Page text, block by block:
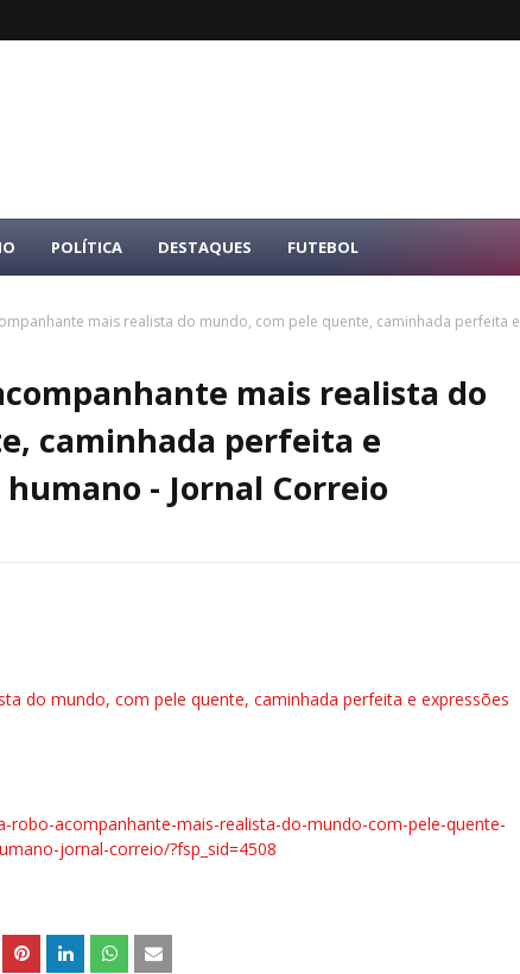
POLÍTICA DESTAQUES FUTEBOL
mais realista do mundo, com pele quente, caminhada perfeita e
mais realista do
caminhada perfeita e
- Jornal Correio
do mundo, com pele quente, caminhada perfeita e expressões
robo-acompanhante-mais-realista-do-mundo-com-pele-quente-
jornal-correio/?fsp_sid=4508